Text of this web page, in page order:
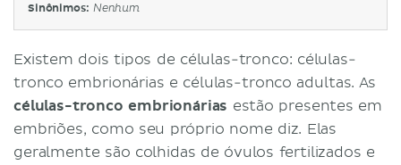
Sinônimos: Nenhum
Existem dois tipos de células-tronco: células-
tronco embrionárias e células-tronco adultas. As
células-tronco embrionárias estão presentes em
embriões, como seu próprio nome diz. Elas
geralmente são colhidas de óvulos fertilizados e